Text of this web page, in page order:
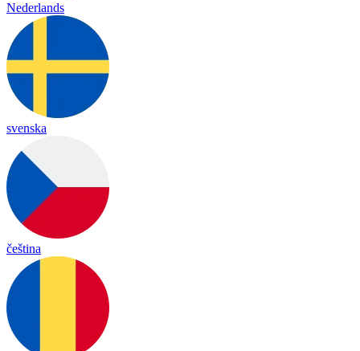
Nederlands
svenska
čeština